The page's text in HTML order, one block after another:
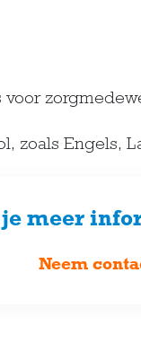
Engels,
meer
Neem